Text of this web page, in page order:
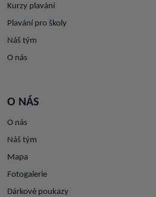
Kurzy plavání
Plavání pro školy
Náš tým
O nás
O NÁS
O nás
Náš tým
Mapa
Fotogalerie
Dárkové poukazy